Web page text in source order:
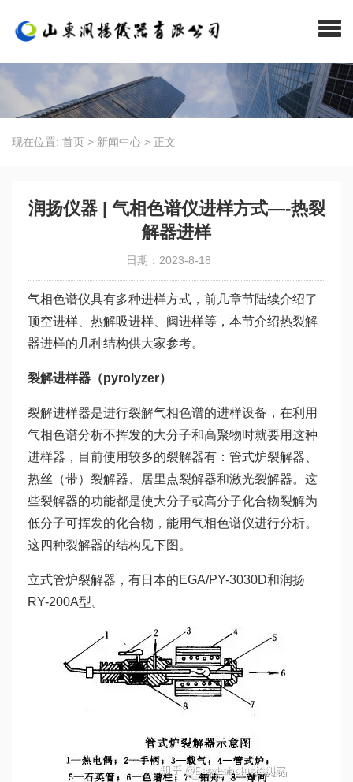
现在位置: 首页 > 新闻中心 > 正文
润扬仪器 | 气相色谱仪进样方式—-热裂
解器进样
日期：2023-8-18
气相色谱仪具有多种进样方式，前几章节陆续介绍了
顶空进样、热解吸进样、阀进样等，本节介绍热裂解
器进样的几种结构供大家参考。
裂解进样器（pyrolyzer）
裂解进样器是进行裂解气相色谱的进样设备，在利用
气相色谱分析不挥发的大分子和高聚物时就要用这种
进样器，目前使用较多的裂解器有：管式炉裂解器、
热丝（带）裂解器、居里点裂解器和激光裂解器。这
些裂解器的功能都是使大分子或高分子化合物裂解为
低分子可挥发的化合物，能用气相色谱仪进行分析。
这四种裂解器的结构见下图。
立式管炉裂解器，有日本的EGA/PY-3030D和润扬
RY-200A型。